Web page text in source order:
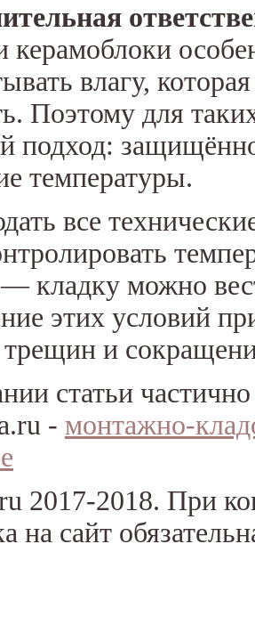
керамоблоки
влагу,
Поэтому для
подход:
температуры.
все
— кладку можно
этих условий
и
статьи
- монтажно-
2017-2018. При
на сайт